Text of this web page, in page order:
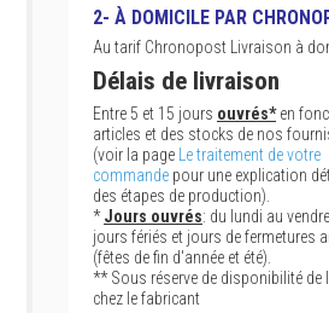
2- À DOMICILE PAR
Au tarif Chronopost Livraison à
Délais de livraison
Entre 5 et 15 jours ouvrés*en
articles et des stocks de nos
(voir la page
Le traitement de votre
commande pour une explication
des étapes de production).
*Jours ouvrés: du lundi au
jours fériés et jours de fermetures
(fêtes de fin d'année et été).
** Sous réserve de disponibilité de
chez le fabricant